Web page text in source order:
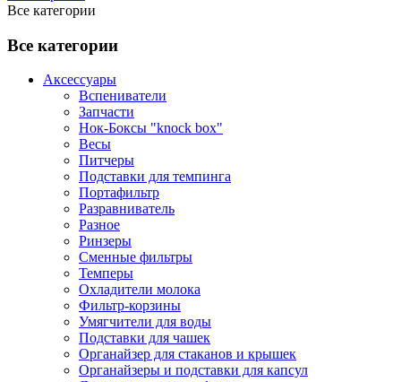
Все категории
Все категории
Аксессуары
Вспениватели
Запчасти
Нок-Боксы "knock box"
Весы
Питчеры
Подставки для темпинга
Портафильтр
Разравниватель
Разное
Ринзеры
Сменные фильтры
Темперы
Охладители молока
Фильтр-корзины
Умягчители для воды
Подставки для чашек
Органайзер для стаканов и крышек
Органайзеры и подставки для капсул